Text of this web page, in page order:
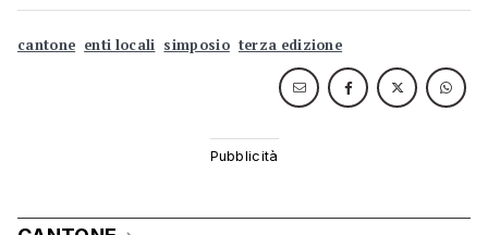
cantone enti locali simposio terza edizione